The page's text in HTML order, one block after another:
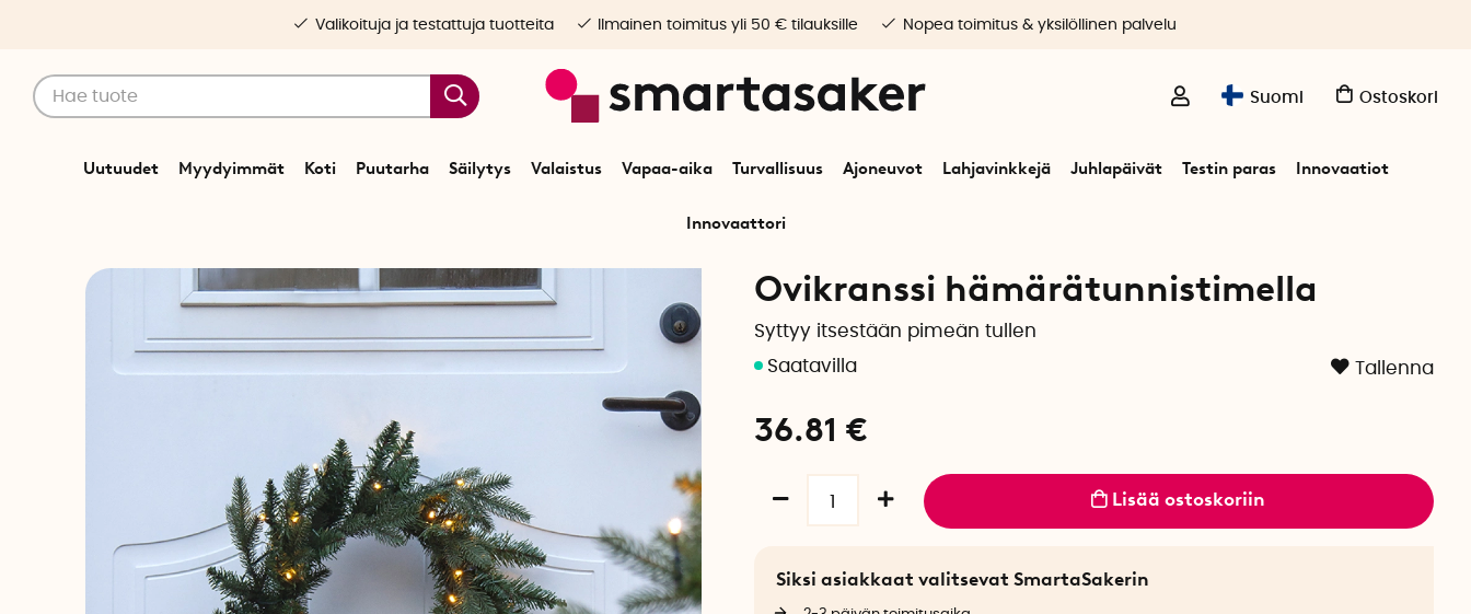
Suomi Ostoskori
Uutuudet Myydyimmät Koti Puutarha Säilytys Valaistus Vapaa-aika Turvallisuus Ajoneuvot Lahjavinkkejä Juhlapäivät Testin paras Innovaatiot
Innovaattori
Valikoituja ja testattuja tuotteita Ilmainen toimitus yli 50 € tilauksille Nopea toimitus & yksilöllinen palvelu
Adventtiaika ja joulu Jouluvalot
Ovikranssi hämärätunnistimella
Syttyy itsestään pimeän tullen
Tallenna
36.81 €
Lisää ostoskoriin
Siksi asiakkaat valitsevat SmartaSakerin